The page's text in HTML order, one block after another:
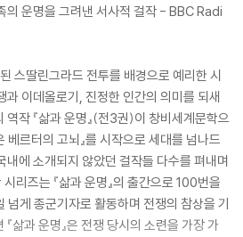
의 운명을 그려낸 서사적 걸작 - BBC Radi
스딸린그라드 전투를 배경으로 예리한 시
과 이데올로기, 진정한 인간의 의미를 되새
작 『삶과 운명』(전3권)이 창비세계문학으
베르터의 고뇌』를 시작으로 세대를 넘나드
내에 소개되지 않았던 걸작들 다수를 펴내며
리즈는 『삶과 운명』의 출간으로 100번을
넘게 종군기자로 활동하며 전쟁의 참상을 기
삶과 운명』은 전쟁 당시의 소련을 가장 가